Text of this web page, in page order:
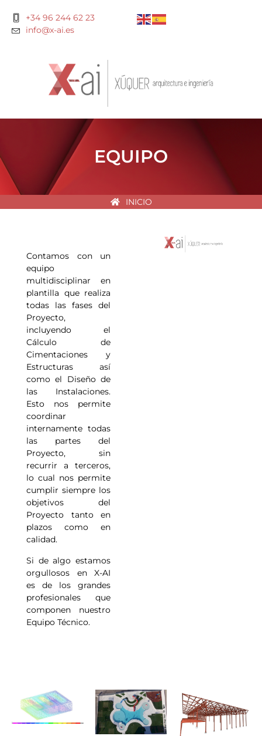
+34 96 244 62 23
info@x-ai.es
EQUIPO
INICIO
Contamos con un
equipo
multidisciplinar en
plantilla que realiza
todas las fases del
Proyecto,
incluyendo el
Cálculo de
Cimentaciones y
Estructuras así
como el Diseño de
las Instalaciones.
Esto nos permite
coordinar
internamente todas
las partes del
Proyecto, sin
recurrir a terceros,
lo cual nos permite
cumplir siempre los
objetivos del
Proyecto tanto en
plazos como en
calidad.
Si de algo estamos
orgullosos en X-AI
es de los grandes
profesionales que
componen nuestro
Equipo Técnico.